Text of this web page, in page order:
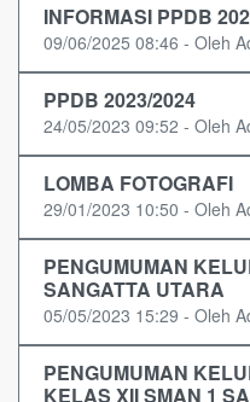
INFORMASI PPDB
09/06/2025 08:46 - Oleh
PPDB 2023/2024
24/05/2023 09:52 - Oleh
LOMBA FOTOGRAFI
29/01/2023 10:50 - Oleh
PENGUMUMAN
SANGATTA UTARA
05/05/2023 15:29 - Oleh
PENGUMUMAN
KELAS XII SMAN 1